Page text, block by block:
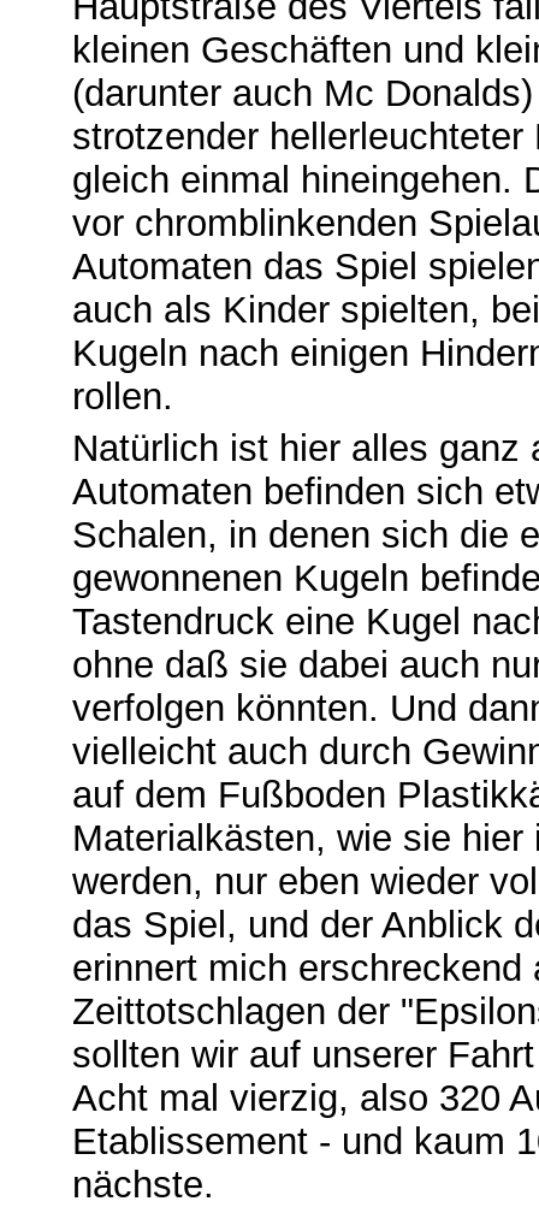
kleinen Geschäften und
(darunter auch Mc
strotzender
gleich einmal hineingehen.
vor chromblinkenden
Automaten das Spiel
auch als Kinder spielten,
Kugeln nach einigen
rollen.
Natürlich ist hier alles ganz
Automaten befinden sich
Schalen, in denen sich die
gewonnenen Kugeln
Tastendruck eine Kugel
ohne daß sie dabei auch
verfolgen könnten. Und
vielleicht auch durch
auf dem Fußboden
Materialkästen, wie sie
werden, nur eben wieder
das Spiel, und der Anblick
erinnert mich
Zeittotschlagen der
sollten wir auf unserer
Acht mal vierzig, also 320
Etablissement - und kaum
nächste.